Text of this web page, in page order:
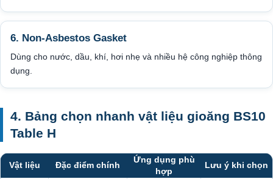
6. Non-Asbestos Gasket
Dùng cho nước, dầu, khí, hơi nhẹ và nhiều hệ công nghiệp thông
dụng.
4. Bảng chọn nhanh vật liệu gioăng BS10
Table H
Vật liệu Đặc điểm chính
Ứng dụng phù
hợp
Lưu ý khi chọn